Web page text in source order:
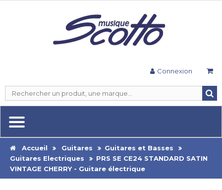
Connexion
Accueil Guitares
Guitares et Basses
Guitares Electriques
PRS SE CE24 STANDARD SATIN
VINTAGE CHERRY - Guitare électrique